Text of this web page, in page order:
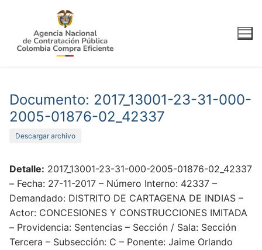
contenido
Documento: 2017_13001-23-31-000-
2005-01876-02_42337
Descargar archivo
Detalle: 2017_13001-23-31-000-2005-01876-02_42337
– Fecha: 27-11-2017 – Número Interno: 42337 –
Demandado: DISTRITO DE CARTAGENA DE INDIAS –
Actor: CONCESIONES Y CONSTRUCCIONES IMITADA
– Providencia: Sentencias – Sección / Sala: Sección
Tercera – Subsección: C – Ponente: Jaime Orlando